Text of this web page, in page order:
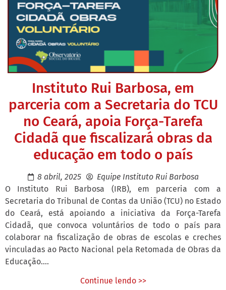
Instituto Rui Barbosa, em
parceria com a Secretaria do TCU
no Ceará, apoia Força-Tarefa
Cidadã que fiscalizará obras da
educação em todo o país
8 abril, 2025
Equipe Instituto Rui Barbosa
O Instituto Rui Barbosa (IRB), em parceria com a
Secretaria do Tribunal de Contas da União (TCU) no Estado
do Ceará, está apoiando a iniciativa da Força-Tarefa
Cidadã, que convoca voluntários de todo o país para
colaborar na fiscalização de obras de escolas e creches
vinculadas ao Pacto Nacional pela Retomada de Obras da
Educação....
Continue lendo >>